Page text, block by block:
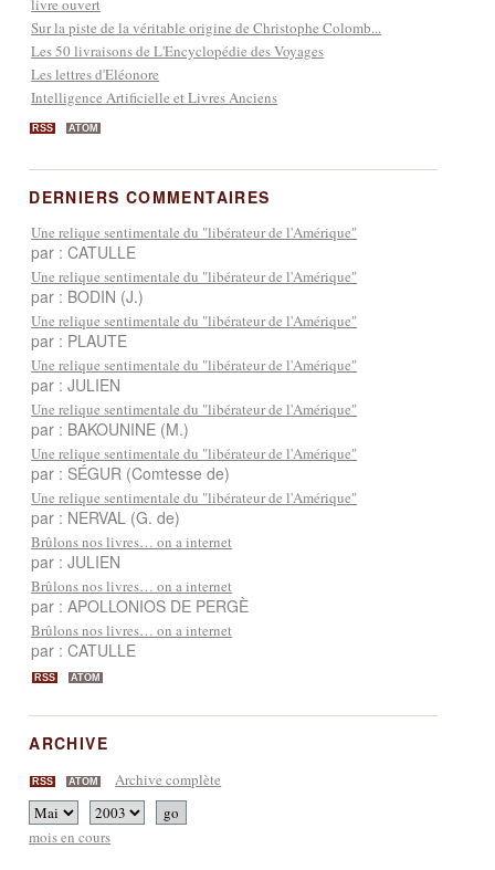
Sur la piste de la véritable origine de Christophe Colomb...
Les 50 livraisons de L'Encyclopédie des Voyages
Les lettres d'Eléonore
Intelligence Artificielle et Livres Anciens
RSS ATOM
DERNIERS COMMENTAIRES
Une relique sentimentale du "libérateur de l'Amérique"
par : CATULLE
Une relique sentimentale du "libérateur de l'Amérique"
par : BODIN (J.)
Une relique sentimentale du "libérateur de l'Amérique"
par : PLAUTE
Une relique sentimentale du "libérateur de l'Amérique"
par : JULIEN
Une relique sentimentale du "libérateur de l'Amérique"
par : BAKOUNINE (M.)
Une relique sentimentale du "libérateur de l'Amérique"
par : SÉGUR (Comtesse de)
Une relique sentimentale du "libérateur de l'Amérique"
par : NERVAL (G. de)
Brûlons nos livres… on a internet
par : JULIEN
Brûlons nos livres… on a internet
par : APOLLONIOS DE PERGÈ
Brûlons nos livres… on a internet
par : CATULLE
RSS ATOM
ARCHIVE
RSS ATOM Archive complète
mois en cours